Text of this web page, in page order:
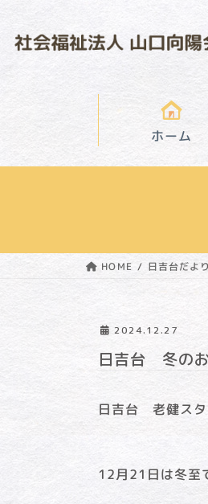
ホーム
HOME 日吉台だより
2024.12.27
日吉台 冬の
日吉台 老健スタ
12月21日は冬至